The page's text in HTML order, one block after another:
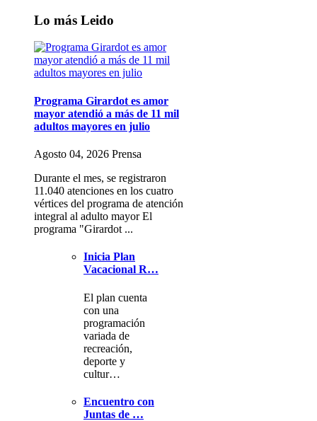
Lo más Leido
Programa Girardot es amor
mayor atendió a más de 11 mil
adultos mayores en julio
Agosto 04, 2026 Prensa
Durante el mes, se registraron
11.040 atenciones en los cuatro
vértices del programa de atención
integral al adulto mayor El
programa "Girardot ...
Inicia Plan
Vacacional R…
El plan cuenta
con una
programación
variada de
recreación,
deporte y
cultur…
Encuentro con
Juntas de …